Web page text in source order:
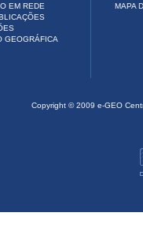
EM REDE
GEOGRÁFICA
MAPA
Copyright © 2009 e-GEO